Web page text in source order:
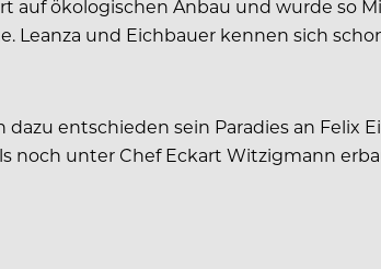
auf ökologischen Anbau und wurde so
und Eichbauer kennen sich
dazu entschieden sein Paradies an
noch unter Chef Eckart Witzigmann